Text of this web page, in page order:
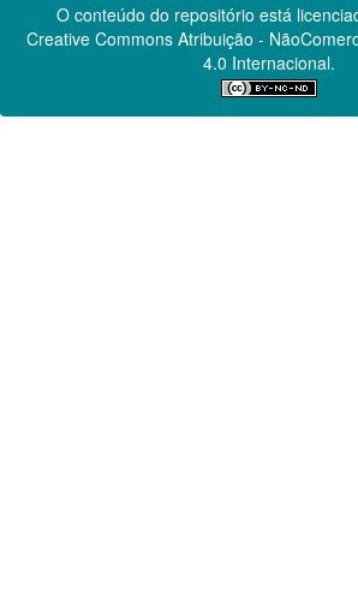
O conteúdo do repositório está
Creative CommonsAtribuição -
4.0 Internacional.